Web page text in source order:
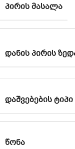
ᲞᲘᲠᲘᲡ ᲛᲐᲡᲐᲚᲐ
ᲓᲐᲜᲘᲡ ᲞᲘᲠᲘᲡ
ᲓᲐᲨᲕᲔᲑᲔᲑᲘᲡ ᲢᲘᲞᲘ
ᲬᲝᲜᲐ